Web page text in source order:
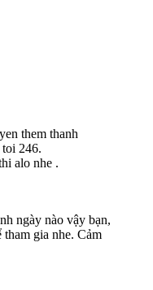
them thanh
246.
alo nhe .
ngày nào vậy bạn,
gia nhe. Cảm